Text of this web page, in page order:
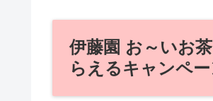
伊藤園 お～いお
らえるキャンペ